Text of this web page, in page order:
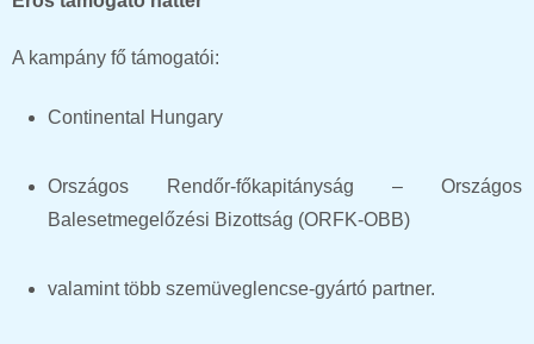
A kampány fő támogatói:
Continental Hungary
Országos Rendőr-főkapitányság – Országos
Balesetmegelőzési Bizottság (ORFK-OBB)
valamint több szemüveglencse-gyártó partner.